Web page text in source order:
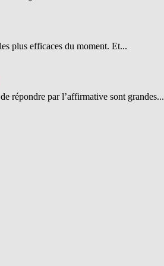
plus efficaces du moment. Et...
répondre par l’affirmative sont